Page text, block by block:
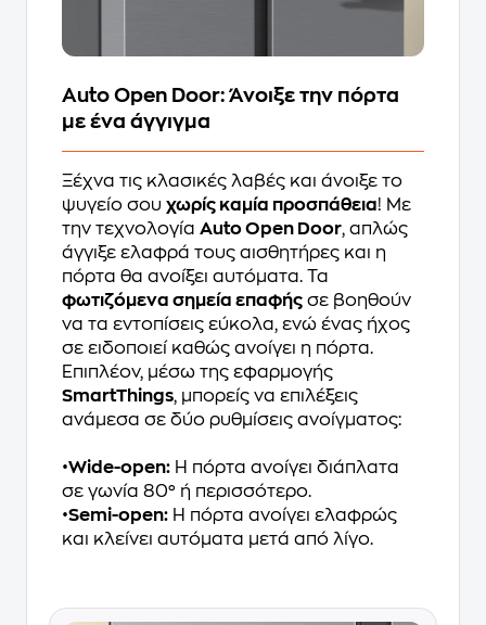
Auto Open Door: Άνοιξε την πόρτα
με ένα άγγιγμα
Ξέχνα τις κλασικές λαβές και άνοιξε το
ψυγείο σου χωρίς καμία προσπάθεια! Με
την τεχνολογία Auto Open Door, απλώς
άγγιξε ελαφρά τους αισθητήρες και η
πόρτα θα ανοίξει αυτόματα. Τα
φωτιζόμενα σημεία επαφής σε βοηθούν
να τα εντοπίσεις εύκολα, ενώ ένας ήχος
σε ειδοποιεί καθώς ανοίγει η πόρτα.
Επιπλέον, μέσω της εφαρμογής
SmartThings, μπορείς να επιλέξεις
ανάμεσα σε δύο ρυθμίσεις ανοίγματος:
•Wide-open: Η πόρτα ανοίγει διάπλατα
σε γωνία 80° ή περισσότερο.
•Semi-open: Η πόρτα ανοίγει ελαφρώς
και κλείνει αυτόματα μετά από λίγο.